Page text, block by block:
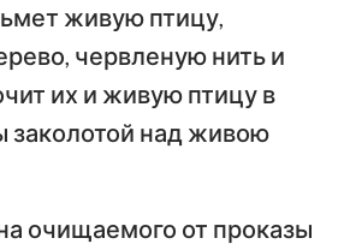
живую птицу,
червленую нить и
их и живую птицу в
заколотой над живою
очищаемого от проказы